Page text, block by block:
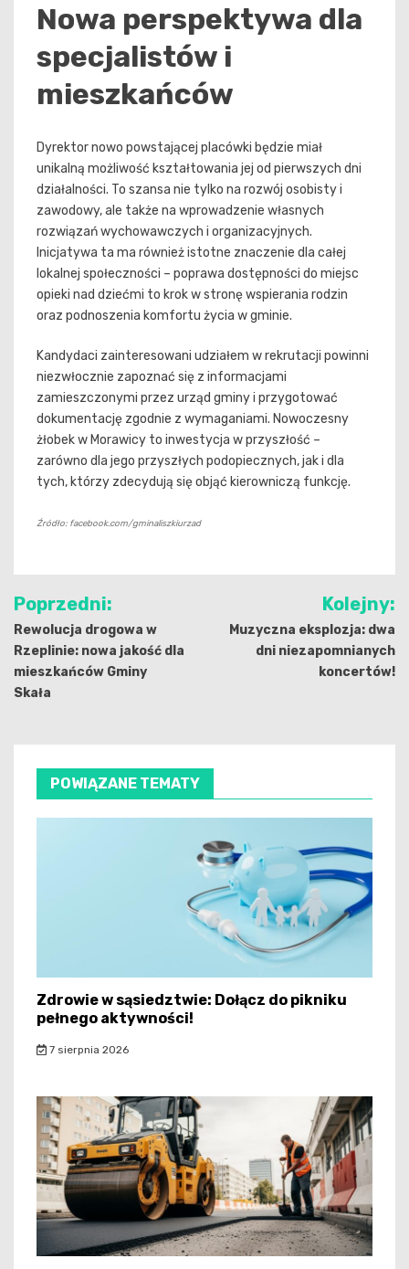
Nowa perspektywa dla
specjalistów i
mieszkańców
Dyrektor nowo powstającej placówki będzie miał
unikalną możliwość kształtowania jej od pierwszych dni
działalności. To szansa nie tylko na rozwój osobisty i
zawodowy, ale także na wprowadzenie własnych
rozwiązań wychowawczych i organizacyjnych.
Inicjatywa ta ma również istotne znaczenie dla całej
lokalnej społeczności – poprawa dostępności do miejsc
opieki nad dziećmi to krok w stronę wspierania rodzin
oraz podnoszenia komfortu życia w gminie.
Kandydaci zainteresowani udziałem w rekrutacji powinni
niezwłocznie zapoznać się z informacjami
zamieszczonymi przez urząd gminy i przygotować
dokumentację zgodnie z wymaganiami. Nowoczesny
żłobek w Morawicy to inwestycja w przyszłość –
zarówno dla jego przyszłych podopiecznych, jak i dla
tych, którzy zdecydują się objąć kierowniczą funkcję.
Źródło: facebook.com/gminaliszkiurzad
Nawigacja
wpisu
Poprzedni:
Rewolucja drogowa w
Rzeplinie: nowa jakość dla
mieszkańców Gminy
Skała
Kolejny:
Muzyczna eksplozja: dwa
dni niezapomnianych
koncertów!
POWIĄZANE TEMATY
Zdrowie w sąsiedztwie: Dołącz do pikniku
pełnego aktywności!
7 sierpnia 2026